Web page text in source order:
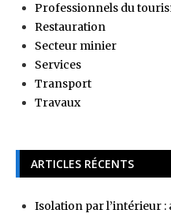
Professionnels du
Restauration
Secteur minier
Services
Transport
Travaux
ARTICLES RÉCENTS
Isolation par l’intérieur :